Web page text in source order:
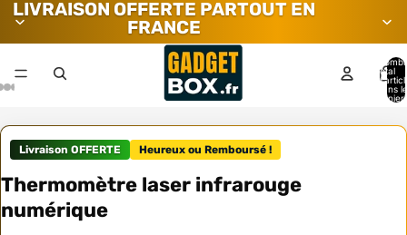
LIVRAISON OFFERTE PARTOUT EN
FRANCE
total
dans le
Livraison OFFERTE Heureux ou Remboursé !
Thermomètre laser infrarouge
numérique